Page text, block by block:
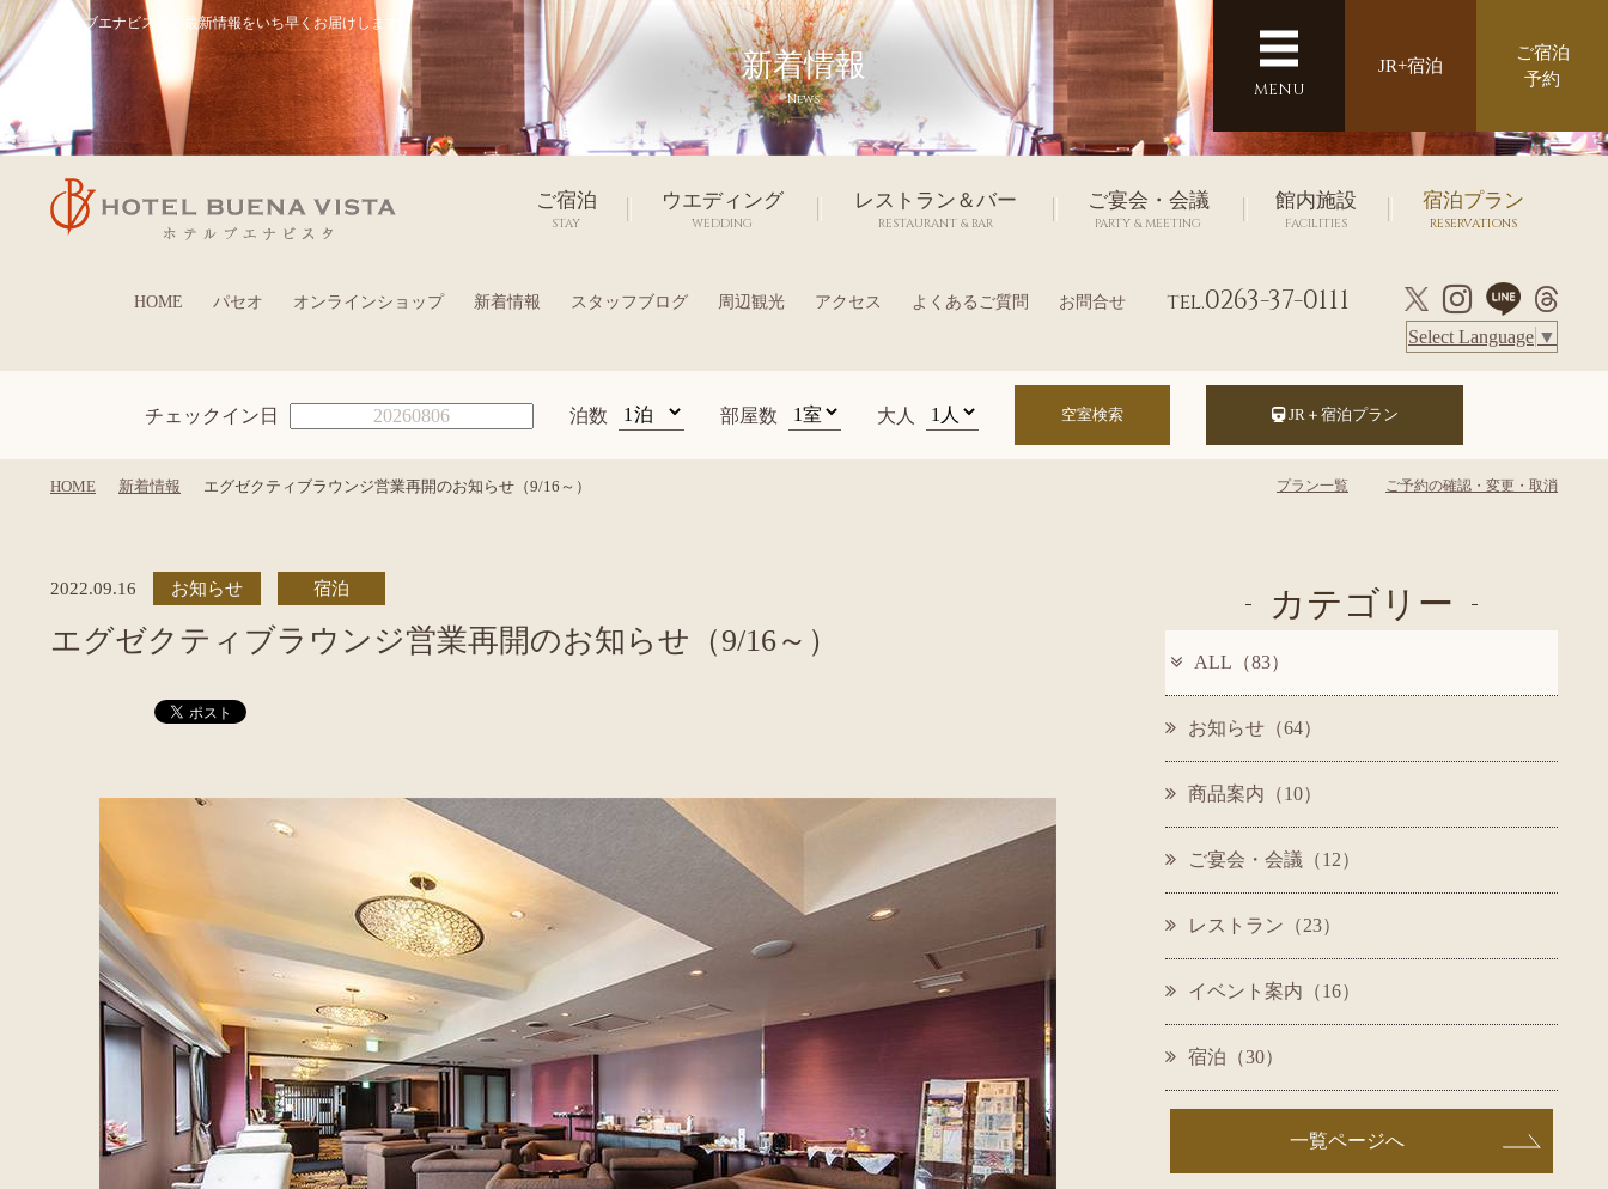
ホテルブエナビスタの最新情報をいち早くお届けします
新着情報
News
ご宿泊
STAY
ウエディング
WEDDING
レストラン＆バー
RESTAURANT & BAR
ご宴会・会議
PARTY & MEETING
館内施設
FACILITIES
宿泊プラン
RESERVATIONS
HOME パセオ オンラインショップ 新着情報 スタッフブログ 周辺観光 アクセス よくあるご質問 お問合せ tel.0263-37-0111
Select Language ▼
チェックイン日 泊数 部屋数 大人 JR＋宿泊プラン
プラン一覧 ご予約の確認・変更・取消
HOME 新着情報 エグゼクティブラウンジ営業再開のお知らせ（9/16～）
2022.09.16 お知らせ 宿泊
エグゼクティブラウンジ営業再開のお知らせ（9/16～）
カテゴリー
ALL（83）
お知らせ（64）
商品案内（10）
ご宴会・会議（12）
レストラン（23）
イベント案内（16）
宿泊（30）
一覧ページへ
MENU
JR+宿泊
ご宿泊
予約